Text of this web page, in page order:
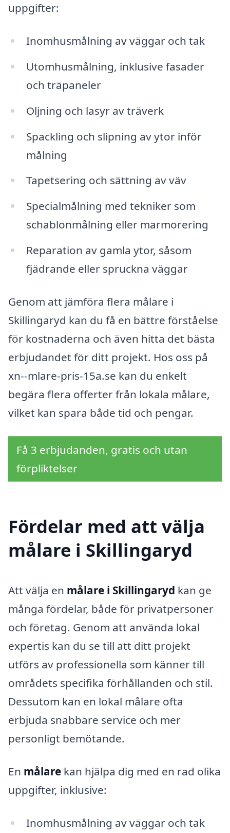
uppgifter:
Inomhusmålning av väggar och tak
Utomhusmålning, inklusive fasader
och träpaneler
Oljning och lasyr av träverk
Spackling och slipning av ytor inför
målning
Tapetsering och sättning av väv
Specialmålning med tekniker som
schablonmålning eller marmorering
Reparation av gamla ytor, såsom
fjädrande eller spruckna väggar
Genom att jämföra flera målare i
Skillingaryd kan du få en bättre förståelse
för kostnaderna och även hitta det bästa
erbjudandet för ditt projekt. Hos oss på
xn--mlare-pris-15a.se kan du enkelt
begära flera offerter från lokala målare,
vilket kan spara både tid och pengar.
Få 3 erbjudanden, gratis och utan
förpliktelser
Fördelar med att välja
målare i Skillingaryd
Att välja en målare i Skillingaryd kan ge
många fördelar, både för privatpersoner
och företag. Genom att använda lokal
expertis kan du se till att ditt projekt
utförs av professionella som känner till
områdets specifika förhållanden och stil.
Dessutom kan en lokal målare ofta
erbjuda snabbare service och mer
personligt bemötande.
En målare kan hjälpa dig med en rad olika
uppgifter, inklusive:
Inomhusmålning av väggar och tak